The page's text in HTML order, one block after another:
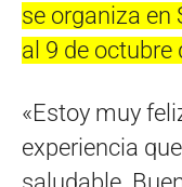
se organiza en
al 9 de octubre
«Estoy muy
experiencia